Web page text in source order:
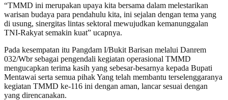
“TMMD ini merupakan upaya kita bersama dalam melestarikan
warisan budaya para pendahulu kita, ini sejalan dengan tema yang
di usung, sinergitas lintas sektoral mewujudkan kemanunggalan
TNI-Rakyat semakin kuat” ucapnya.
Pada kesempatan itu Pangdam I/Bukit Barisan melalui Danrem
032/Wbr sebagai pengendali kegiatan operasional TMMD
mengucapkan terima kasih yang sebesar-besarnya kepada Bupati
Mentawai serta semua pihak Yang telah membantu terselenggaranya
kegiatan TMMD ke-116 ini dengan aman, lancar sesuai dengan
yang direncanakan.